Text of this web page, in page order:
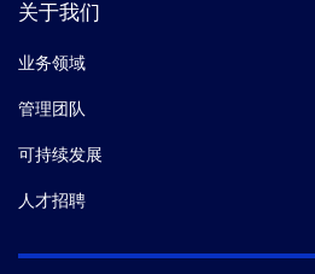
关于我们
业务领域
管理团队
可持续发展
人才招聘